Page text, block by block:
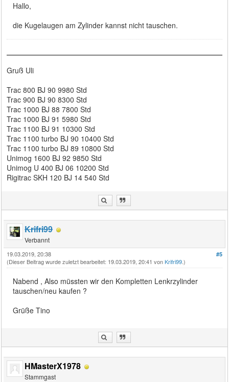
Hallo,
die Kugelaugen am Zylinder kannst nicht tauschen.
Gruß Uli
Trac 800 BJ 90 9980 Std
Trac 900 BJ 90 8300 Std
Trac 1000 BJ 88 7800 Std
Trac 1000 BJ 91 5980 Std
Trac 1100 BJ 91 10300 Std
Trac 1100 turbo BJ 90 10400 Std
Trac 1100 turbo BJ 89 10800 Std
Unimog 1600 BJ 92 9850 Std
Unimog U 400 BJ 06 10200 Std
Rigitrac SKH 120 BJ 14 540 Std
Krifri99
Verbannt
#5
19.03.2019, 20:38
(Dieser Beitrag wurde zuletzt bearbeitet: 19.03.2019, 20:41 vonKrifri99.)
Nabend , Also müssten wir den Kompletten Lenkrzylinder
tauschen/neu kaufen ?
Grüße Tino
HMasterX1978
Stammgast